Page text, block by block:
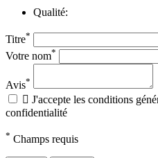
Qualité:
Titre*
Votre nom*
Avis*
 J'accepte les conditions
confidentialité
* Champs requis